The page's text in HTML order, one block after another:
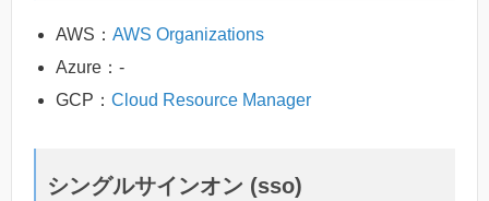
AWS： AWS Organizations
Azure：-
GCP： Cloud Resource Manager
シングルサインオン (sso)